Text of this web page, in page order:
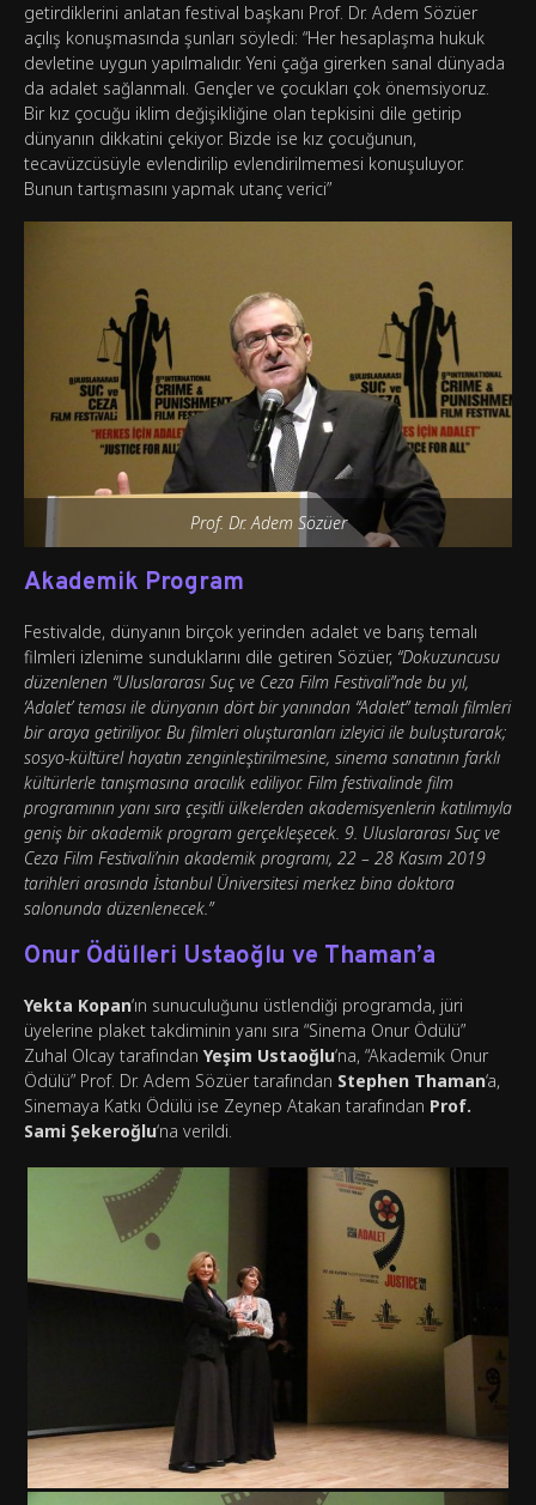
getirdiklerini anlatan festival başkanı Prof. Dr. Adem Sözüer
açılış konuşmasında şunları söyledi: “Her hesaplaşma hukuk
devletine uygun yapılmalıdır. Yeni çağa girerken sanal dünyada
da adalet sağlanmalı. Gençler ve çocukları çok önemsiyoruz.
Bir kız çocuğu iklim değişikliğine olan tepkisini dile getirip
dünyanın dikkatini çekiyor. Bizde ise kız çocuğunun,
tecavüzcüsüyle evlendirilip evlendirilmemesi konuşuluyor.
Bunun tartışmasını yapmak utanç verici”
Prof. Dr. Adem Sözüer
Akademik Program
Festivalde, dünyanın birçok yerinden adalet ve barış temalı
filmleri izlenime sunduklarını dile getiren Sözüer, “Dokuzuncusu
düzenlenen “Uluslararası Suç ve Ceza Film Festivali”nde bu yıl,
‘Adalet’ teması ile dünyanın dört bir yanından “Adalet” temalı filmleri
bir araya getiriliyor. Bu filmleri oluşturanları izleyici ile buluşturarak;
sosyo-kültürel hayatın zenginleştirilmesine, sinema sanatının farklı
kültürlerle tanışmasına aracılık ediliyor. Film festivalinde film
programının yanı sıra çeşitli ülkelerden akademisyenlerin katılımıyla
geniş bir akademik program gerçekleşecek. 9. Uluslararası Suç ve
Ceza Film Festivali’nin akademik programı, 22 – 28 Kasım 2019
tarihleri arasında İstanbul Üniversitesi merkez bina doktora
salonunda düzenlenecek.”
Onur Ödülleri Ustaoğlu ve Thaman’a
Yekta Kopan‘ın sunuculuğunu üstlendiği programda, jüri
üyelerine plaket takdiminin yanı sıra “Sinema Onur Ödülü”
Zuhal Olcay tarafından Yeşim Ustaoğlu‘na, “Akademik Onur
Ödülü” Prof. Dr. Adem Sözüer tarafından Stephen Thaman‘a,
Sinemaya Katkı Ödülü ise Zeynep Atakan tarafından Prof.
Sami Şekeroğlu‘na verildi.